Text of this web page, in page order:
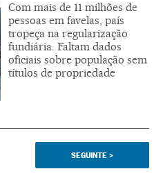
Com mais de 11 milhões de
pessoas em favelas, país
tropeça na regularização
fundiária. Faltam dados
oficiais sobre população sem
títulos de propriedade
SEGUINTE >